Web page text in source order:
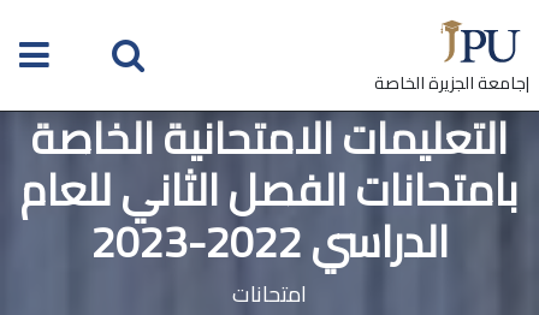
|جامعة الجزيرة الخاصة
التعليمات الامتحانية الخاصة
بامتحانات الفصل الثاني للعام
الدراسي 2022-2023
امتحانات